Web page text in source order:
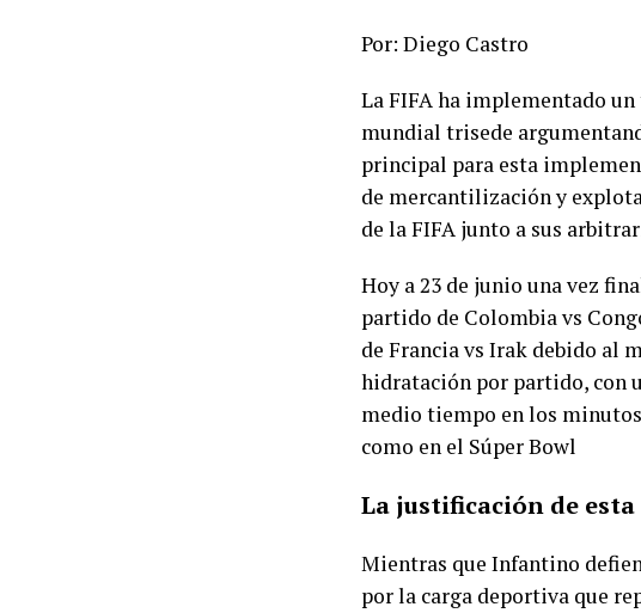
Por: Diego Castro
La FIFA ha implementado un
mundial trisede
principal para esta
de mercantilización y
de la FIFA junto a sus
Hoy a 23 de junio una vez
partido de Colombia vs
de Francia vs Irak debido al
hidratación por partido, con
medio tiempo en los
como en el Súper Bowl
La justificación de
Mientras que Infantino
por la carga deportiva que